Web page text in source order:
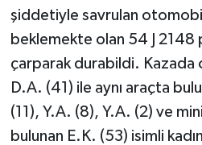
şiddetiyle savrulan
beklemekte olan 54 J 2148
çarparak durabildi. Kazada
D.A. (41) ile aynı araçta
(11), Y.A. (8), Y.A. (2) ve
bulunan E.K. (53) isimli